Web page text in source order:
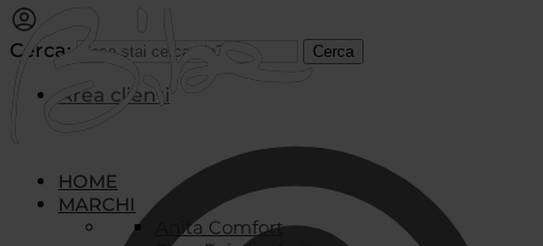
Cerca: Cerca
Area clienti
HOME
MARCHI
Anita Comfort